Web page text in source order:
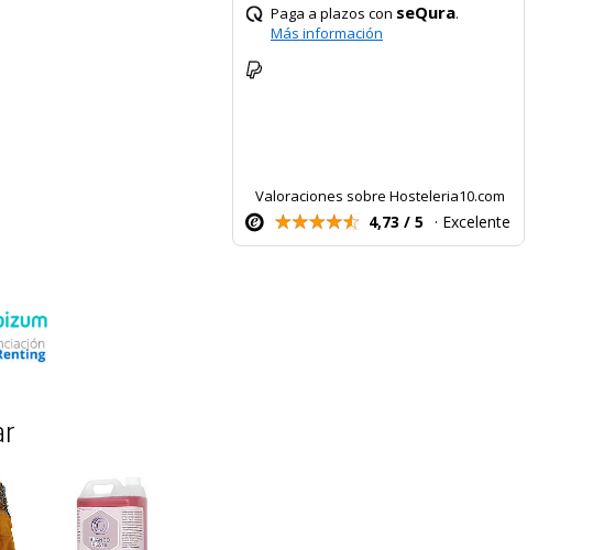
Paga a plazos con seQura.
Más información
Valoraciones sobre Hosteleria10.com
4,73 / 5 · Excelente